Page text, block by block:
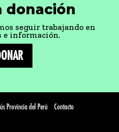
donación
seguir trabajando en
e información.
Provincia del Perú Contacto